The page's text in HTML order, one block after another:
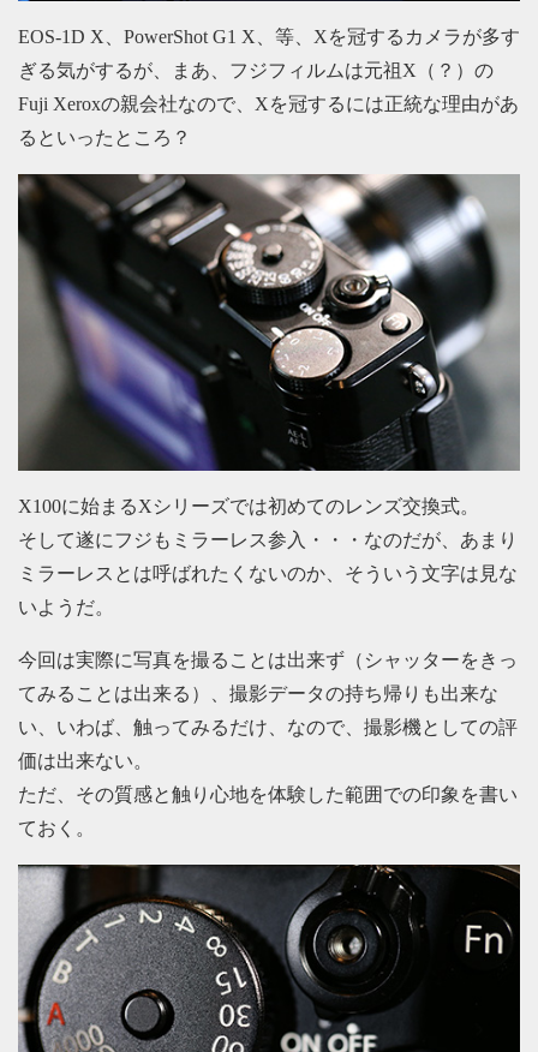
EOS-1D X、PowerShot G1 X、等、Xを冠するカメラが多す
ぎる気がするが、まあ、フジフィルムは元祖X（？）の
Fuji Xeroxの親会社なので、Xを冠するには正統な理由があ
るといったところ？
X100に始まるXシリーズでは初めてのレンズ交換式。
そして遂にフジもミラーレス参入・・・なのだが、あまり
ミラーレスとは呼ばれたくないのか、そういう文字は見な
いようだ。
今回は実際に写真を撮ることは出来ず（シャッターをきっ
てみることは出来る）、撮影データの持ち帰りも出来な
い、いわば、触ってみるだけ、なので、撮影機としての評
価は出来ない。
ただ、その質感と触り心地を体験した範囲での印象を書い
ておく。